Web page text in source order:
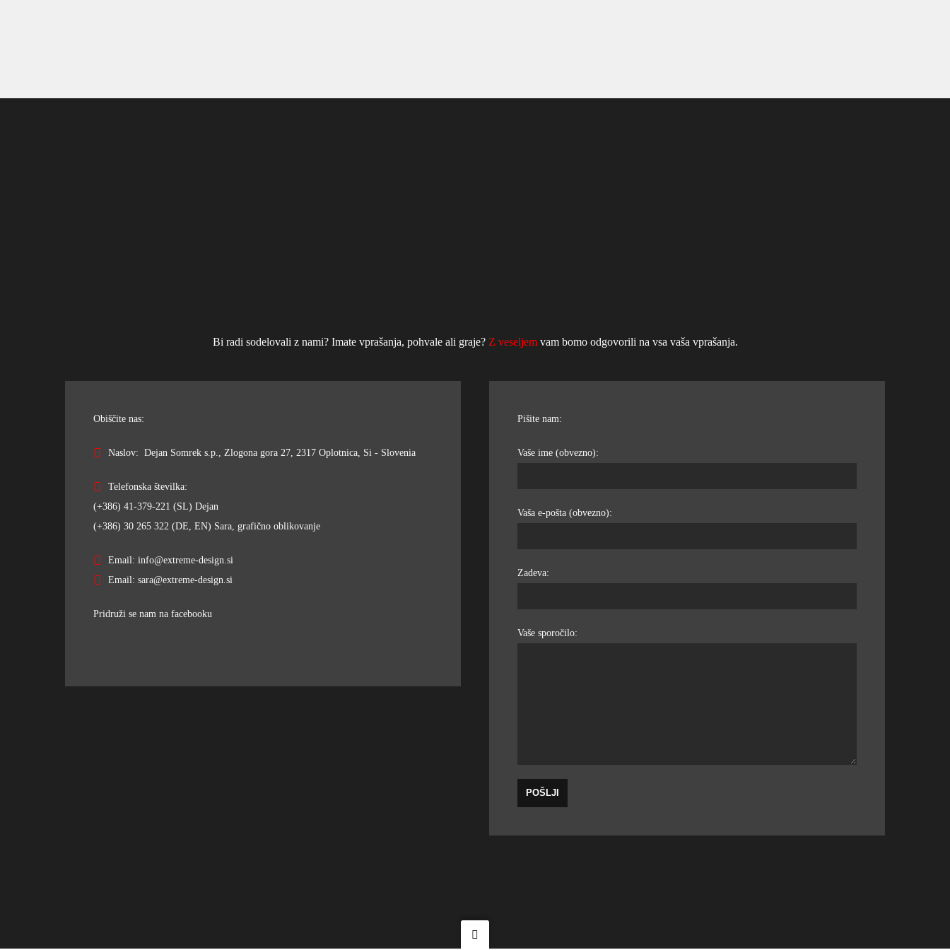
Bi radi sodelovali z nami? Imate vprašanja, pohvale ali graje? Z veseljemvam bomo odgovorili na vsa vaša vprašanja.
Obiščite nas:
Naslov: Dejan Somrek s.p., Zlogona gora 27, 2317 Oplotnica, Si - Slovenia
Telefonska številka:
(+386) 41-379-221 (SL) Dejan
(+386) 30 265 322 (DE, EN) Sara, grafično oblikovanje
Email: info@extreme-design.si
Email: sara@extreme-design.si
Pridruži se nam na facebooku
Pišite nam:
Vaše ime (obvezno):
Vaša e-pošta (obvezno):
Zadeva:
Vaše sporočilo: